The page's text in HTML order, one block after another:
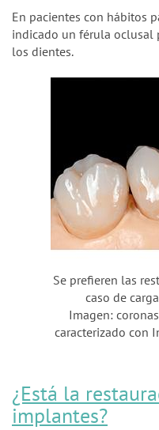
En pacientes con hábitos
indicado un férula oclusal
los dientes.
Se prefieren las
caso de
Imagen:
caracterizado con
¿Está la
implantes?